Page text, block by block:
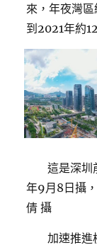
來，年夜灣
到2021年約
這是深圳
年9月8日攝
倩 攝
加速推進